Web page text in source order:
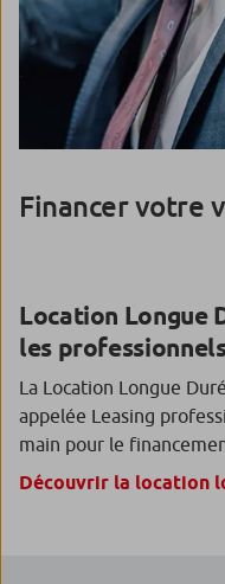
Financer votre
Location Longue
les
La Location Longue
appelée Leasing
main pour le
Découvrir la location